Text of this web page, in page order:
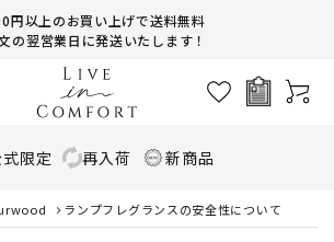
円以上のお買い上げで送料無料
の翌営業日に発送いたします！
限定 再入荷 新商品
ランプフレグランスの安全性について